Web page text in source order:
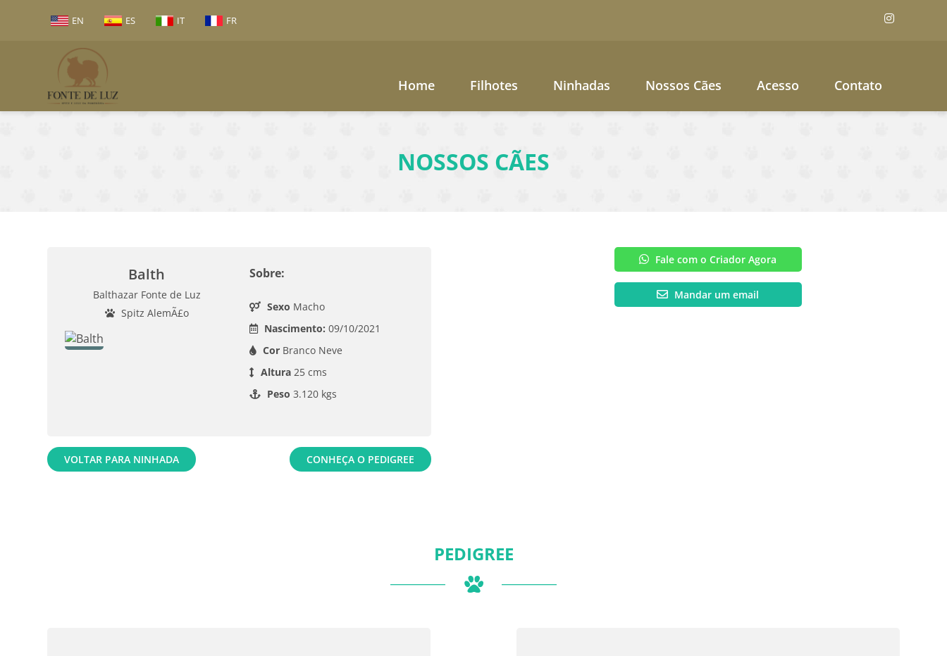
EN ES IT FR
Home Filhotes Ninhadas Nossos Cães Acesso Contato
NOSSOS CÃES
Balth
Balthazar Fonte de Luz
Spitz AlemÃ£o
Sobre:
Sexo Macho
Nascimento: 09/10/2021
Cor Branco Neve
Altura 25 cms
Peso 3.120 kgs
VOLTAR PARA NINHADA CONHEÇA O PEDIGREE
Fale com o Criador Agora
Mandar um email
PEDIGREE